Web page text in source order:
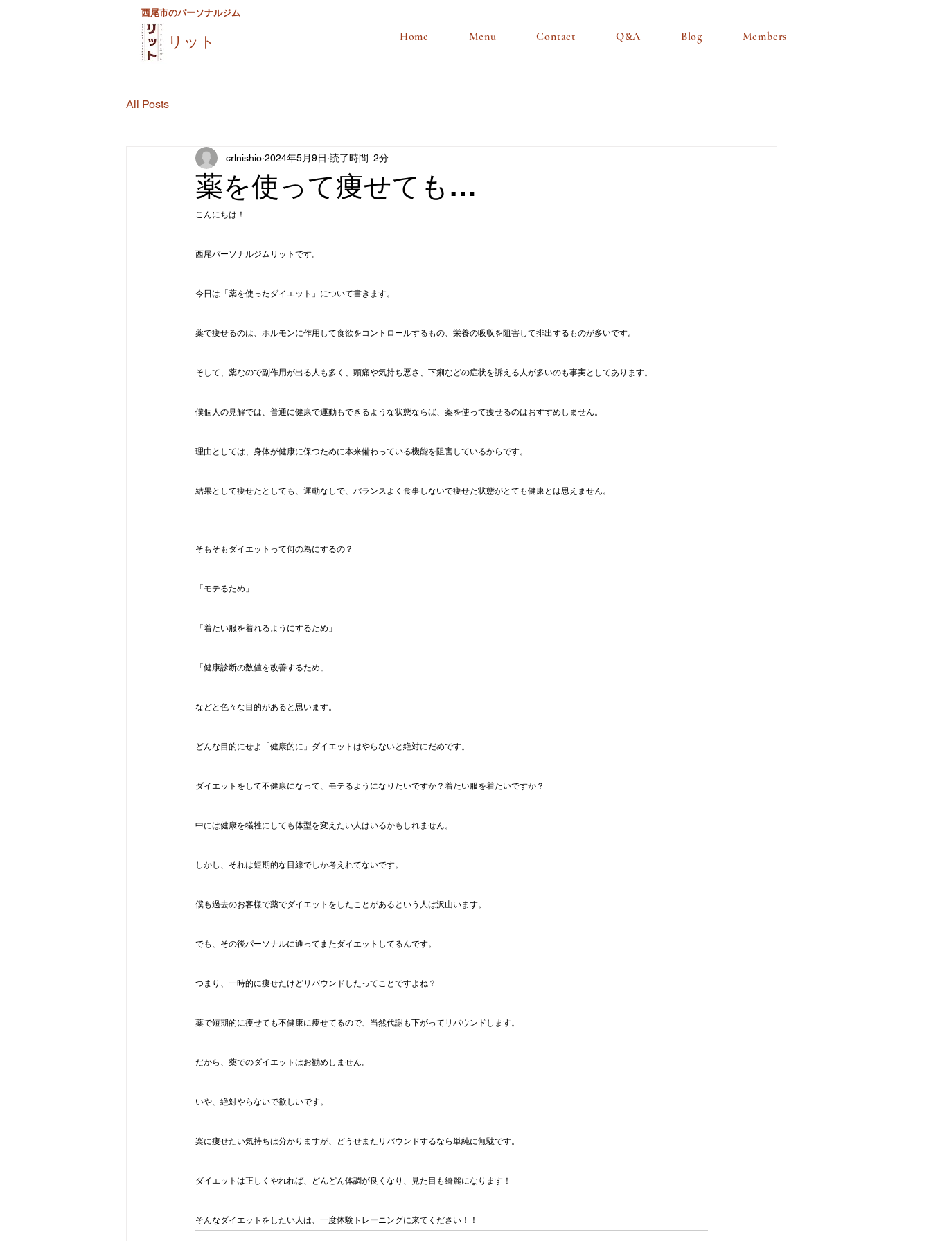
西尾市のパーソナルジム
リット Home Menu Contact Q&A Blog Members
All Posts
薬を使って痩せても…
crlnishio 2024年5月9日 読了時間: 2分
こんにちは！
西尾パーソナルジムリットです。
今日は「薬を使ったダイエット」について書きます。
薬で痩せるのは、ホルモンに作用して食欲をコントロールするもの、栄養の吸収を阻害して排出するものが多いです。
そして、薬なので副作用が出る人も多く、頭痛や気持ち悪さ、下痢などの症状を訴える人が多いのも事実としてあります。
僕個人の見解では、普通に健康で運動もできるような状態ならば、薬を使って痩せるのはおすすめしません。
理由としては、身体が健康に保つために本来備わっている機能を阻害しているからです。
結果として痩せたとしても、運動なしで、バランスよく食事しないで痩せた状態がとても健康とは思えません。
そもそもダイエットって何の為にするの？
「モテるため」
「着たい服を着れるようにするため」
「健康診断の数値を改善するため」
などと色々な目的があると思います。
どんな目的にせよ「健康的に」ダイエットはやらないと絶対にだめです。
ダイエットをして不健康になって、モテるようになりたいですか？着たい服を着たいですか？
中には健康を犠牲にしても体型を変えたい人はいるかもしれません。
しかし、それは短期的な目線でしか考えれてないです。
僕も過去のお客様で薬でダイエットをしたことがあるという人は沢山います。
でも、その後パーソナルに通ってまたダイエットしてるんです。
つまり、一時的に痩せたけどリバウンドしたってことですよね？
薬で短期的に痩せても不健康に痩せてるので、当然代謝も下がってリバウンドします。
だから、薬でのダイエットはお勧めしません。
いや、絶対やらないで欲しいです。
楽に痩せたい気持ちは分かりますが、どうせまたリバウンドするなら単純に無駄です。
ダイエットは正しくやれれば、どんどん体調が良くなり、見た目も綺麗になります！
そんなダイエットをしたい人は、一度体験トレーニングに来てください！！